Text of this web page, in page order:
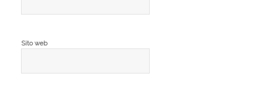
Sito web